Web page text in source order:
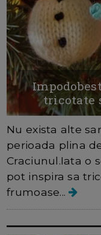
tricotate
Nu exista alte
perioada plina
Craciunul.Iata o
pot inspira sa
frumoase...